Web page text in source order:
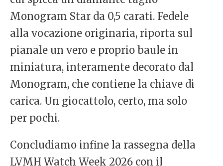
Monogram Star da 0,5 carati. Fedele
alla vocazione originaria, riporta sul
pianale un vero e proprio baule in
miniatura, interamente decorato dal
Monogram, che contiene la chiave di
carica. Un giocattolo, certo, ma solo
per pochi.
Concludiamo infine la rassegna della
LVMH Watch Week 2026 con il